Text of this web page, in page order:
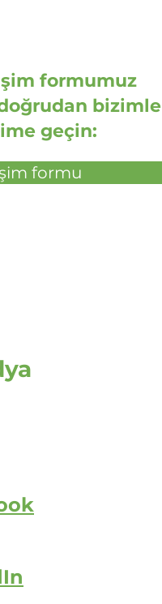
formumuz
doğrudan bizimle
geçin:
formu